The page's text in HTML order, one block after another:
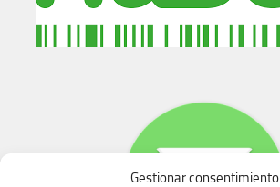
Gestionar consentimiento